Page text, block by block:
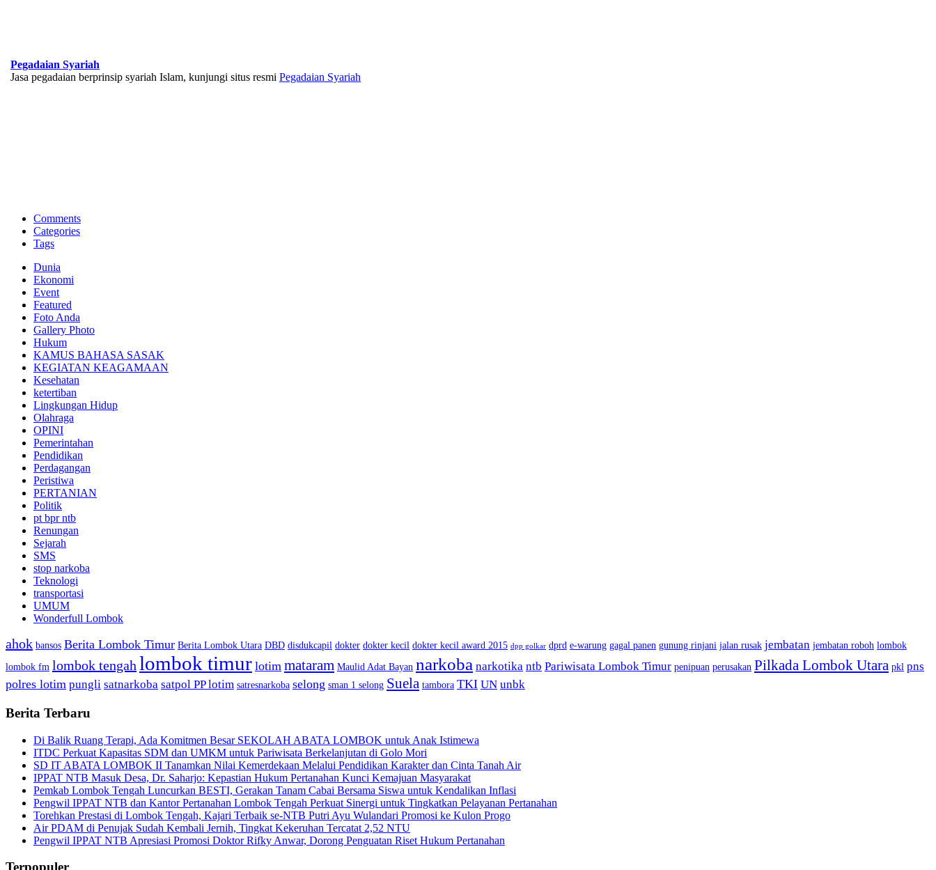
Pegadaian Syariah
Jasa pegadaian berprinsip syariah Islam, kunjungi situs resmi Pegadaian Syariah
Memberikan yang terbaik sesuai kaidah Islam, kunjungi situs resmi
Comments
Categories
Tags
Dunia
Ekonomi
Event
Featured
Foto Anda
Gallery Photo
Hukum
KAMUS BAHASA SASAK
KEGIATAN KEAGAMAAN
Kesehatan
ketertiban
Lingkungan Hidup
Olahraga
OPINI
Pemerintahan
Pendidikan
Perdagangan
Peristiwa
PERTANIAN
Politik
pt bpr ntb
Renungan
Sejarah
SMS
stop narkoba
Teknologi
transportasi
UMUM
Wonderfull Lombok
ahok bansos Berita Lombok Timur Berita Lombok Utara DBD disdukcapil dokter dokter kecil dokter kecil award 2015 dpp golkar dprd e-warung gagal panen gunung rinjani jalan rusak jembatan jembatan roboh lombok
lombok fm lombok tengah lombok timur lotim mataram Maulid Adat Bayan narkoba narkotika ntb Pariwisata Lombok Timur penipuan perusakan Pilkada Lombok Utara pkl pns
polres lotim pungli satnarkoba satpol PP lotim satresnarkoba selong sman 1 selong Suela tambora TKI UN unbk
Berita Terbaru
Di Balik Ruang Terapi, Ada Komitmen Besar SEKOLAH ABATA LOMBOK untuk Anak Istimewa
ITDC Perkuat Kapasitas SDM dan UMKM untuk Pariwisata Berkelanjutan di Golo Mori
SD IT ABATA LOMBOK II Tanamkan Nilai Kemerdekaan Melalui Pendidikan Karakter dan Cinta Tanah Air
IPPAT NTB Masuk Desa, Dr. Saharjo: Kepastian Hukum Pertanahan Kunci Kemajuan Masyarakat
Pemkab Lombok Tengah Luncurkan BESTI, Gerakan Tanam Cabai Bersama Siswa untuk Kendalikan Inflasi
Pengwil IPPAT NTB dan Kantor Pertanahan Lombok Tengah Perkuat Sinergi untuk Tingkatkan Pelayanan Pertanahan
Torehkan Prestasi di Lombok Tengah, Kajari Terbaik se-NTB Putri Ayu Wulandari Promosi ke Kulon Progo
Air PDAM di Penujak Sudah Kembali Jernih, Tingkat Kekeruhan Tercatat 2,52 NTU
Pengwil IPPAT NTB Apresiasi Promosi Doktor Rifky Anwar, Dorong Penguatan Riset Hukum Pertanahan
Terpopuler